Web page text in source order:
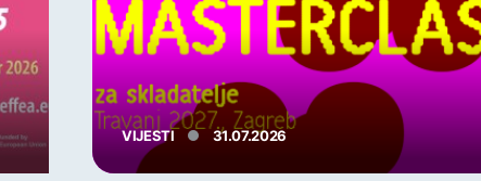
VIJESTI 31.07.2026